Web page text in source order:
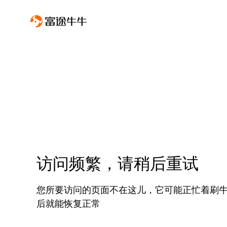
访问频繁，请稍后重试
您所要访问的页面不在这儿，它可能正忙着刷
后就能恢复正常